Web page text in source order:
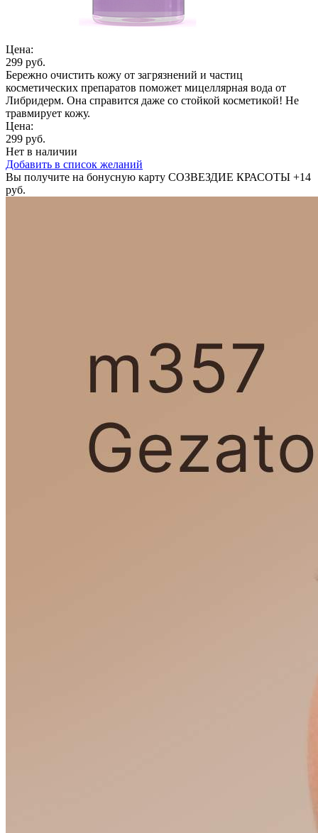
Цена:
299 руб.
Бережно очистить кожу от загрязнений и частиц
косметических препаратов поможет мицеллярная вода от
Либридерм. Она справится даже со стойкой косметикой! Не
травмирует кожу.
Цена:
299 руб.
Нет в наличии
Добавить в список желаний
Вы получите на бонусную карту СОЗВЕЗДИЕ КРАСОТЫ +14
руб.